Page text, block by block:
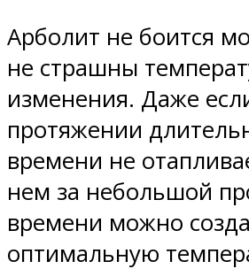
Арболит не боится
не страшны
изменения. Даже
протяжении
времени не
нем за небольшой
времени можно
оптимальную